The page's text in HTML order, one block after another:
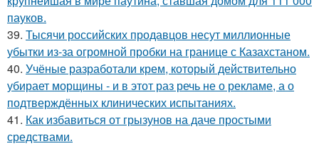
пауков.
39. Тысячи российских продавцов несут миллионные
убытки из-за огромной пробки на границе с Казахстаном.
40. Учёные разработали крем, который действительно
убирает морщины - и в этот раз речь не о рекламе, а о
подтверждённых клинических испытаниях.
41. Как избавиться от грызунов на даче простыми
средствами.